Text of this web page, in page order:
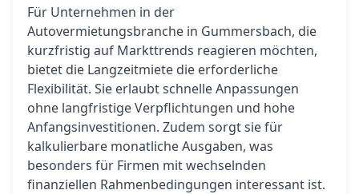
Für Unternehmen in der
Autovermietungsbranche in Gummersbach, die
kurzfristig auf Markttrends reagieren möchten,
bietet die Langzeitmiete die erforderliche
Flexibilität. Sie erlaubt schnelle Anpassungen
ohne langfristige Verpflichtungen und hohe
Anfangsinvestitionen. Zudem sorgt sie für
kalkulierbare monatliche Ausgaben, was
besonders für Firmen mit wechselnden
finanziellen Rahmenbedingungen interessant ist.